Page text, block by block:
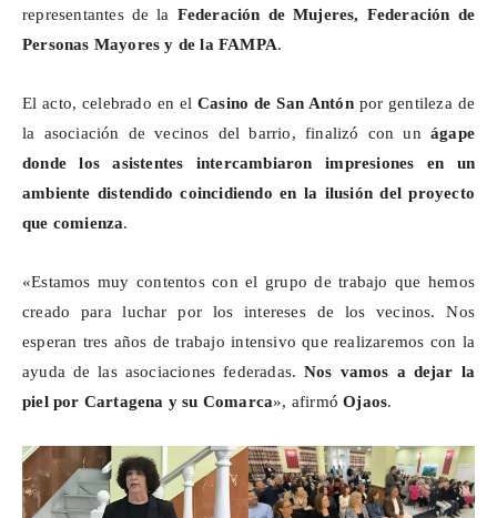
representantes de la Federación de Mujeres, Federación de
Personas Mayores y de la FAMPA.
El acto, celebrado en elCasino de San Antónpor gentileza de
la asociación de vecinos del barrio, finalizó con un ágape
donde los asistentes intercambiaron impresiones en un
ambiente distendido coincidiendo en la ilusión del proyecto
que comienza.
«Estamos muy contentos con el grupo de trabajo que hemos
creado para luchar por los intereses de los vecinos. Nos
esperan tres años de trabajo intensivo que realizaremos con la
ayuda de las asociaciones federadas. Nos vamos a dejar la
piel por Cartagena y su Comarca», afirmóOjaos.